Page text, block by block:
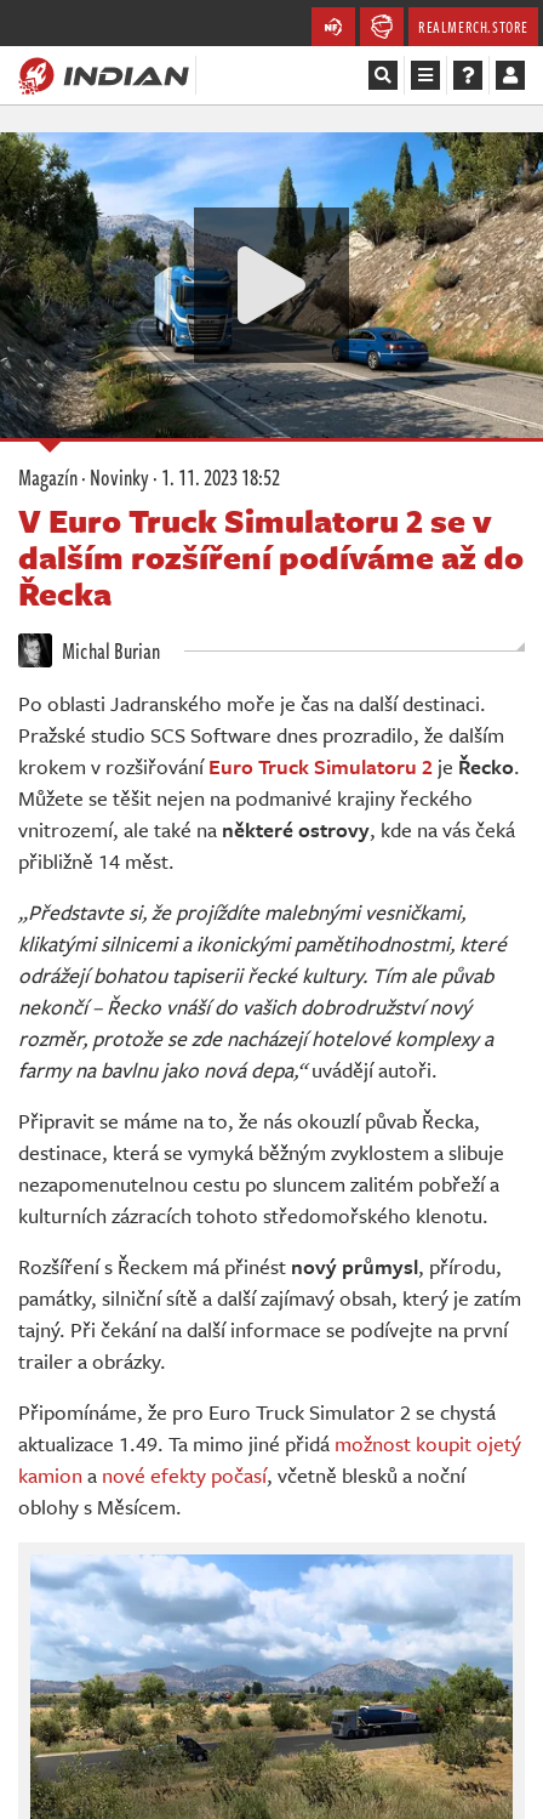
REALMERCH.STORE
Magazín
Recenze
Videa
Soutěže
Databáze
Komunita
Redakce
Živě
Magazín·Novinky·1. 11. 2023 18:52
V Euro Truck Simulatoru 2 se v
dalším rozšíření podíváme až do
Řecka
Michal Burian
Po oblasti Jadranského moře je čas na další destinaci.
Pražské studio SCS Software dnes prozradilo, že dalším
krokem v rozšiřováníEuro Truck Simulatoru 2 je Řecko.
Můžete se těšit nejen na podmanivé krajiny řeckého
vnitrozemí, ale také na některé ostrovy, kde na vás čeká
přibližně 14 měst.
„Představte si, že projíždíte malebnými vesničkami,
klikatými silnicemi a ikonickými pamětihodnostmi, které
odrážejí bohatou tapiserii řecké kultury. Tím ale půvab
nekončí – Řecko vnáší do vašich dobrodružství nový
rozměr, protože se zde nacházejí hotelové komplexy a
farmy na bavlnu jako nová depa,“uvádějí autoři.
Připravit se máme na to, že nás okouzlí půvab Řecka,
destinace, která se vymyká běžným zvyklostem a slibuje
nezapomenutelnou cestu po sluncem zalitém pobřeží a
kulturních zázracích tohoto středomořského klenotu.
Rozšíření s Řeckem má přinést nový průmysl, přírodu,
památky, silniční sítě a další zajímavý obsah, který je zatím
tajný. Při čekání na další informace se podívejte na první
trailer a obrázky.
Připomínáme, že pro Euro Truck Simulator 2 se chystá
aktualizace 1.49. Ta mimo jiné přidá možnost koupit ojetý
kamion a nové efekty počasí, včetně blesků a noční
oblohy s Měsícem.